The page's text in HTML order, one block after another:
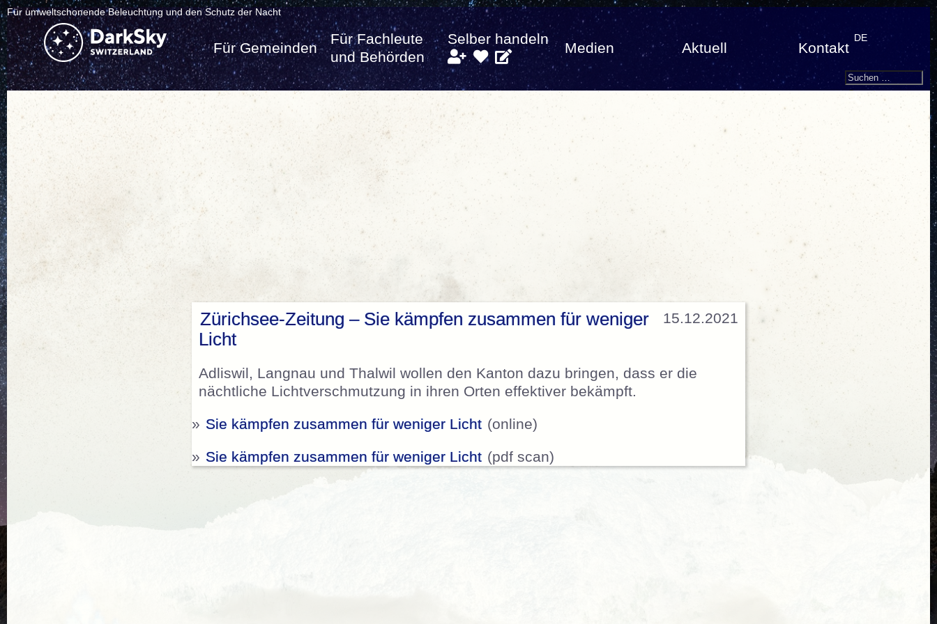
Für umweltschonende Beleuchtung und den Schutz der Nacht
Für Gemeinden
Für Fachleute
und Behörden
Selber handeln
Medien Aktuell Kontakt
DE
Search
Suchen
15.12.2021
Zürichsee-Zeitung – Sie kämpfen zusammen für weniger
Licht
Adliswil, Langnau und Thalwil wollen den Kanton dazu bringen, dass er die
nächtliche Lichtverschmutzung in ihren Orten effektiver bekämpft.
» Sie kämpfen zusammen für weniger Licht (online)
» Sie kämpfen zusammen für weniger Licht (pdf scan)